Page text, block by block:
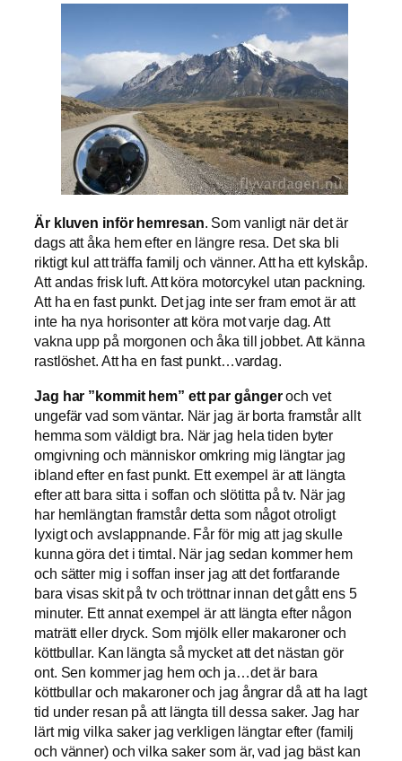
Är kluven inför hemresan. Som vanligt när det är
dags att åka hem efter en längre resa. Det ska bli
riktigt kul att träffa familj och vänner. Att ha ett kylskåp.
Att andas frisk luft. Att köra motorcykel utan packning.
Att ha en fast punkt. Det jag inte ser fram emot är att
inte ha nya horisonter att köra mot varje dag. Att
vakna upp på morgonen och åka till jobbet. Att känna
rastlöshet. Att ha en fast punkt…vardag.
Jag har ”kommit hem” ett par gångeroch vet
ungefär vad som väntar. När jag är borta framstår allt
hemma som väldigt bra. När jag hela tiden byter
omgivning och människor omkring mig längtar jag
ibland efter en fast punkt. Ett exempel är att längta
efter att bara sitta i soffan och slötitta på tv. När jag
har hemlängtan framstår detta som något otroligt
lyxigt och avslappnande. Får för mig att jag skulle
kunna göra det i timtal. När jag sedan kommer hem
och sätter mig i soffan inser jag att det fortfarande
bara visas skit på tv och tröttnar innan det gått ens 5
minuter. Ett annat exempel är att längta efter någon
maträtt eller dryck. Som mjölk eller makaroner och
köttbullar. Kan längta så mycket att det nästan gör
ont. Sen kommer jag hem och ja…det är bara
köttbullar och makaroner och jag ångrar då att ha lagt
tid under resan på att längta till dessa saker. Jag har
lärt mig vilka saker jag verkligen längtar efter (familj
och vänner) och vilka saker som är, vad jag bäst kan